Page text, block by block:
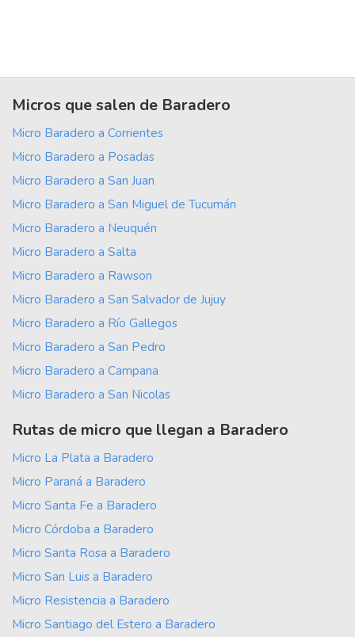
Micros que salen de Baradero
Micro Baradero a Corrientes
Micro Baradero a Posadas
Micro Baradero a San Juan
Micro Baradero a San Miguel de Tucumán
Micro Baradero a Neuquén
Micro Baradero a Salta
Micro Baradero a Rawson
Micro Baradero a San Salvador de Jujuy
Micro Baradero a Río Gallegos
Micro Baradero a San Pedro
Micro Baradero a Campana
Micro Baradero a San Nicolas
Rutas de micro que llegan a Baradero
Micro La Plata a Baradero
Micro Paraná a Baradero
Micro Santa Fe a Baradero
Micro Córdoba a Baradero
Micro Santa Rosa a Baradero
Micro San Luis a Baradero
Micro Resistencia a Baradero
Micro Santiago del Estero a Baradero